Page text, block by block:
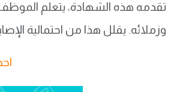
تقدمه هذه الشهادة، يتعلم الموظف
وزملائه. يقلل هذا من احتمالية